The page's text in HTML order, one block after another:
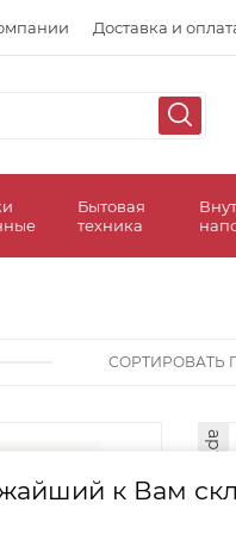
Доставка и
Бытовая
техника
к Вам
СОРТИРОВАТЬ
арт. 60793